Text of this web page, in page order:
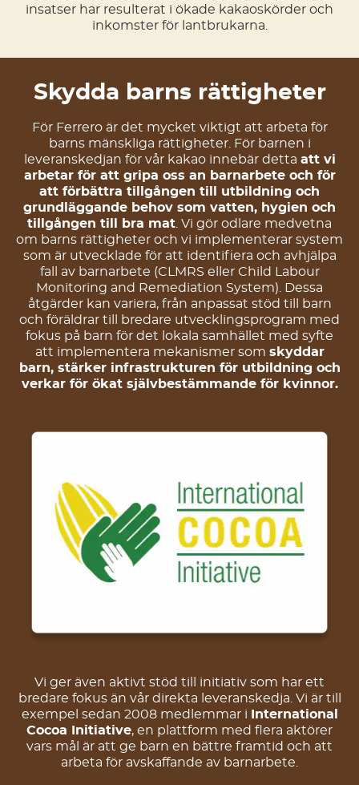
insatser har resulterat i ökade kakaoskörder och
inkomster för lantbrukarna.
Skydda barns rättigheter
För Ferrero är det mycket viktigt att arbeta för
barns mänskliga rättigheter. För barnen i
leveranskedjan för vår kakao innebär detta att vi
arbetar för att gripa oss an barnarbete och för
att förbättra tillgången till utbildning och
grundläggande behov som vatten, hygien och
tillgången till bra mat . Vi gör odlare medvetna
om barns rättigheter och vi implementerar system
som är utvecklade för att identifiera och avhjälpa
fall av barnarbete (CLMRS eller Child Labour
Monitoring and Remediation System). Dessa
åtgärder kan variera, från anpassat stöd till barn
och föräldrar till bredare utvecklingsprogram med
fokus på barn för det lokala samhället med syfte
att implementera mekanismer som skyddar
barn, stärker infrastrukturen för utbildning och
verkar för ökat självbestämmande för kvinnor.
Vi ger även aktivt stöd till initiativ som har ett
bredare fokus än vår direkta leveranskedja. Vi är till
exempel sedan 2008 medlemmar i
International
Cocoa Initiative, en plattform med flera aktörer
vars mål är att ge barn en bättre framtid och att
arbeta för avskaffande av barnarbete.